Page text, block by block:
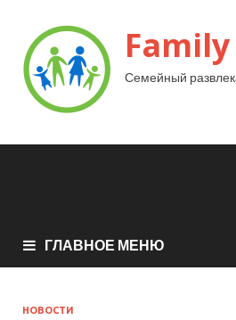
Семейный
ГЛАВНОЕ МЕНЮ
НОВОСТИ